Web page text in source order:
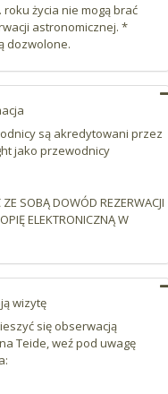
roku życia nie mogą brać
astronomicznej. *
dozwolone.
są akredytowani przez
jako przewodnicy
SOBĄ DOWÓD REZERWACJI
ELEKTRONICZNĄ W
wizytę
się obserwacją
Teide, weź pod uwagę